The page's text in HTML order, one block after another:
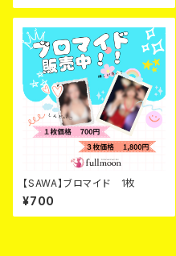
【SAWA】ブロマイド 1枚
¥700